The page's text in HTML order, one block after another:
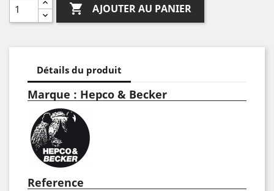
 AJOUTER AU PANIER
Détails du produit
Marque : Hepco & Becker
Reference